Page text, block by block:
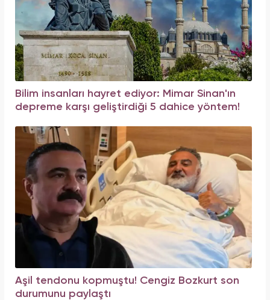
Bilim insanları hayret ediyor: Mimar Sinan'ın
depreme karşı geliştirdiği 5 dahice yöntem!
Aşil tendonu kopmuştu! Cengiz Bozkurt son
durumunu paylaştı